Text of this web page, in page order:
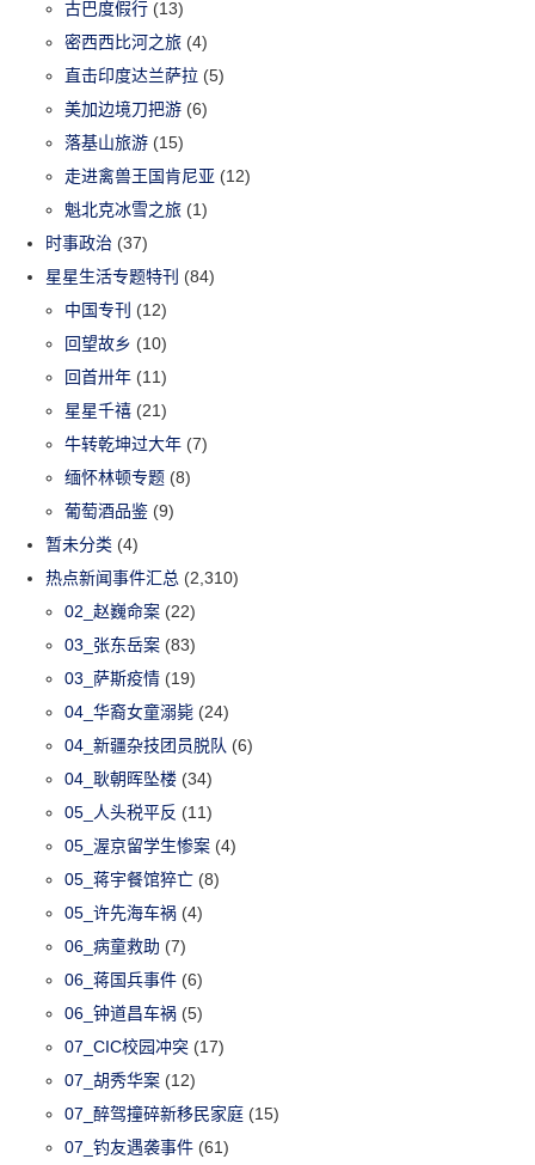
古巴度假行 (13)
密西西比河之旅 (4)
直击印度达兰萨拉 (5)
美加边境刀把游 (6)
落基山旅游 (15)
走进禽兽王国肯尼亚 (12)
魁北克冰雪之旅 (1)
时事政治 (37)
星星生活专题特刊 (84)
中国专刊 (12)
回望故乡 (10)
回首卅年 (11)
星星千禧 (21)
牛转乾坤过大年 (7)
缅怀林顿专题 (8)
葡萄酒品鉴 (9)
暂未分类 (4)
热点新闻事件汇总 (2,310)
02_赵巍命案 (22)
03_张东岳案 (83)
03_萨斯疫情 (19)
04_华裔女童溺毙 (24)
04_新疆杂技团员脱队 (6)
04_耿朝晖坠楼 (34)
05_人头税平反 (11)
05_渥京留学生惨案 (4)
05_蒋宇餐馆猝亡 (8)
05_许先海车祸 (4)
06_病童救助 (7)
06_蒋国兵事件 (6)
06_钟道昌车祸 (5)
07_CIC校园冲突 (17)
07_胡秀华案 (12)
07_醉驾撞碎新移民家庭 (15)
07_钓友遇袭事件 (61)